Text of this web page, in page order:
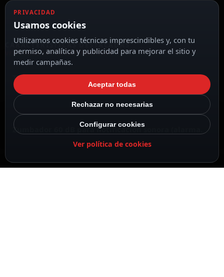
CARACTERÍSTICAS DESTACADAS
VER TODAS LAS CARACTERÍSTICAS
Tamper anti-apertura
Zumbador 60 dB para notificación sonora (alarma.
PRIVACIDAD
Usamos cookies
Utilizamos cookies técnicas imprescindibles y, con tu
permiso, analítica y publicidad para mejorar el sitio y
medir campañas.
Aceptar todas
Rechazar no necesarias
Configurar cookies
Ver política de cookies